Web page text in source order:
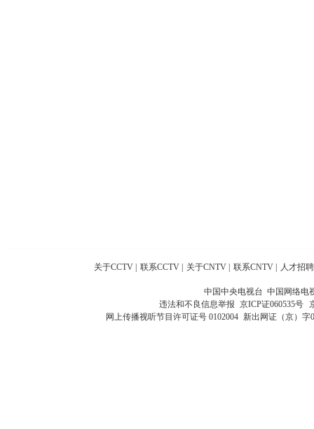
关于CCTV 联系CCTV 关于CNTV 联系CNTV 人才招聘
中国中央电视台 中国网络电
违法和不良信息举报 京ICP证060535号
网上传播视听节目许可证号 0102004 新出网证（京）